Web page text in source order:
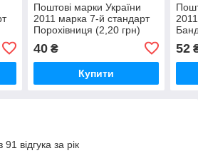
Поштові марки України
2011 марка 7-й стандарт
Порохівниця (2,20 грн)
40₴
Купити
52
відгука за рік